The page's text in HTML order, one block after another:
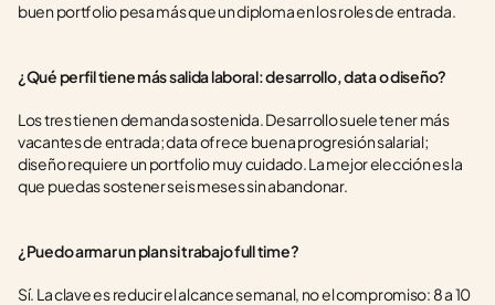
buen portfolio pesa más que un diploma en los roles de entrada.
¿Qué perfil tiene más salida laboral: desarrollo, data o diseño?
Los tres tienen demanda sostenida. Desarrollo suele tener más
vacantes de entrada; data ofrece buena progresión salarial;
diseño requiere un portfolio muy cuidado. La mejor elección es la
que puedas sostener seis meses sin abandonar.
¿Puedo armar un plan si trabajo full time?
Sí. La clave es reducir el alcance semanal, no el compromiso: 8 a 10